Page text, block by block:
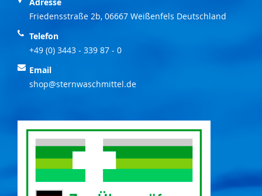
Adresse
Friedensstraße 2b, 06667 Weißenfels Deutschland
Telefon
+49 (0) 3443 - 339 87 - 0
Email
shop@sternwaschmittel.de